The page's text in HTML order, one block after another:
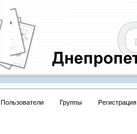
Пользователи Группы Регистрация